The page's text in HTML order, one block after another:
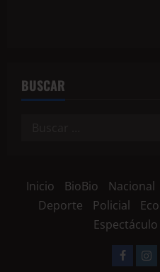
BUSCAR
Inicio BioBio Nacional
Deporte
Policial
Espectáculo